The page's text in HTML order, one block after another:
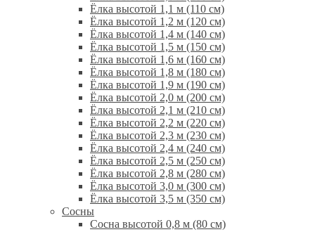
Ёлка высотой 1,1 м (110 см)
Ёлка высотой 1,2 м (120 см)
Ёлка высотой 1,4 м (140 см)
Ёлка высотой 1,5 м (150 см)
Ёлка высотой 1,6 м (160 см)
Ёлка высотой 1,8 м (180 см)
Ёлка высотой 1,9 м (190 см)
Ёлка высотой 2,0 м (200 см)
Ёлка высотой 2,1 м (210 см)
Ёлка высотой 2,2 м (220 см)
Ёлка высотой 2,3 м (230 см)
Ёлка высотой 2,4 м (240 см)
Ёлка высотой 2,5 м (250 см)
Ёлка высотой 2,8 м (280 см)
Ёлка высотой 3,0 м (300 см)
Ёлка высотой 3,5 м (350 см)
Сосны
Сосна высотой 0,8 м (80 см)